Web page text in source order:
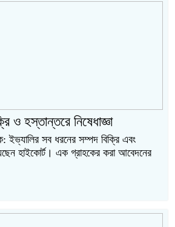
ও হস্তান্তরে নিষেধাজ্ঞা
ইভ্যালির সব ধরনের সম্পদ বিক্রি এবং
হাইকোর্ট। এক গ্রাহকের করা আবেদনের